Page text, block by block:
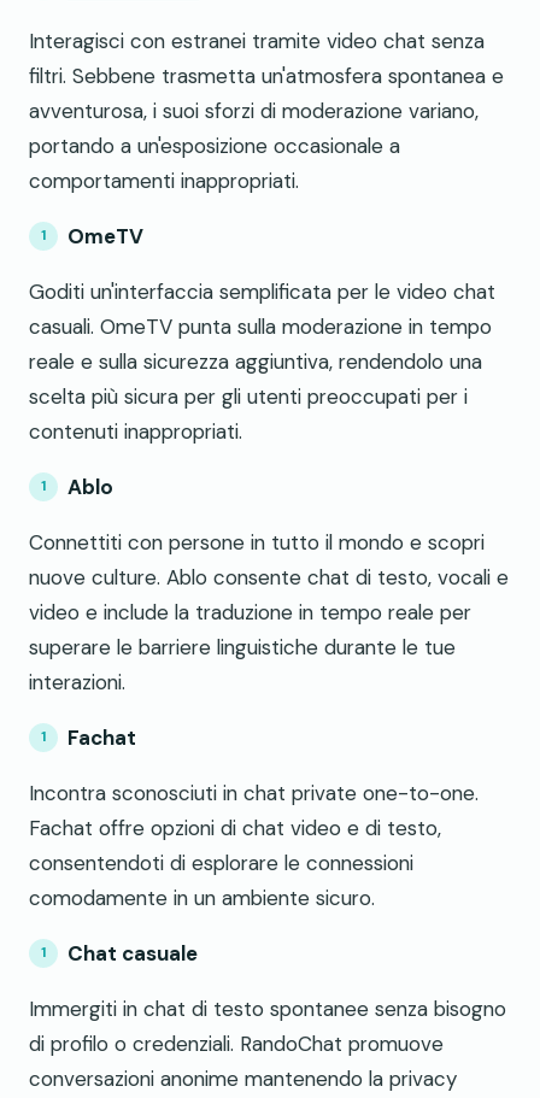
Interagisci con estranei tramite video chat senza
filtri. Sebbene trasmetta un'atmosfera spontanea e
avventurosa, i suoi sforzi di moderazione variano,
portando a un'esposizione occasionale a
comportamenti inappropriati.
OmeTV
Goditi un'interfaccia semplificata per le video chat
casuali. OmeTV punta sulla moderazione in tempo
reale e sulla sicurezza aggiuntiva, rendendolo una
scelta più sicura per gli utenti preoccupati per i
contenuti inappropriati.
Ablo
Connettiti con persone in tutto il mondo e scopri
nuove culture. Ablo consente chat di testo, vocali e
video e include la traduzione in tempo reale per
superare le barriere linguistiche durante le tue
interazioni.
Fachat
Incontra sconosciuti in chat private one-to-one.
Fachat offre opzioni di chat video e di testo,
consentendoti di esplorare le connessioni
comodamente in un ambiente sicuro.
Chat casuale
Immergiti in chat di testo spontanee senza bisogno
di profilo o credenziali. RandoChat promuove
conversazioni anonime mantenendo la privacy